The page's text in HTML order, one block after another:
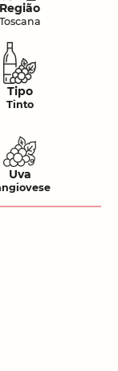
Região
Toscana
Tipo
Tinto
Uva